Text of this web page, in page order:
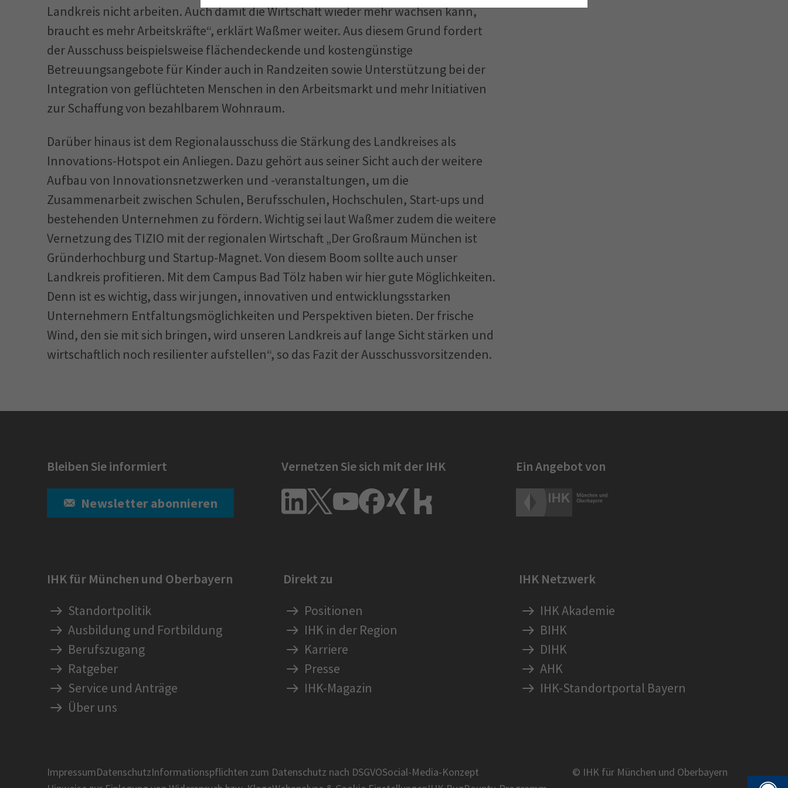
Landkreis nicht arbeiten. Auch damit die Wirtschaft wieder mehr wachsen kann,
braucht es mehr Arbeitskräfte“, erklärt Waßmer weiter. Aus diesem Grund fordert
der Ausschuss beispielsweise flächendeckende und kostengünstige
Betreuungsangebote für Kinder auch in Randzeiten sowie Unterstützung bei der
Integration von geflüchteten Menschen in den Arbeitsmarkt und mehr Initiativen
zur Schaffung von bezahlbarem Wohnraum.
Darüber hinaus ist dem Regionalausschuss die Stärkung des Landkreises als
Innovations-Hotspot ein Anliegen. Dazu gehört aus seiner Sicht auch der weitere
Aufbau von Innovationsnetzwerken und -veranstaltungen, um die
Zusammenarbeit zwischen Schulen, Berufsschulen, Hochschulen, Start-ups und
bestehenden Unternehmen zu fördern. Wichtig sei laut Waßmer zudem die weitere
Vernetzung des TIZIO mit der regionalen Wirtschaft „Der Großraum München ist
Gründerhochburg und Startup-Magnet. Von diesem Boom sollte auch unser
Landkreis profitieren. Mit dem Campus Bad Tölz haben wir hier gute Möglichkeiten.
Denn ist es wichtig, dass wir jungen, innovativen und entwicklungsstarken
Unternehmern Entfaltungsmöglichkeiten und Perspektiven bieten. Der frische
Wind, den sie mit sich bringen, wird unseren Landkreis auf lange Sicht stärken und
wirtschaftlich noch resilienter aufstellen“, so das Fazit der Ausschussvorsitzenden.
Bleiben Sie informiert
Newsletter abonnieren
Vernetzen Sie sich mit der IHK Ein Angebot von
IHK für München und Oberbayern
Standortpolitik
Ausbildung und Fortbildung
Berufszugang
Ratgeber
Service und Anträge
Über uns
Direkt zu
Positionen
IHK in der Region
Karriere
Presse
IHK-Magazin
IHK Netzwerk
IHK Akademie
BIHK
DIHK
AHK
IHK-Standortportal Bayern
ImpressumDatenschutzInformationspflichten zum Datenschutz nach DSGVOSocial-Media-Konzept
© IHK für München und Oberbayern